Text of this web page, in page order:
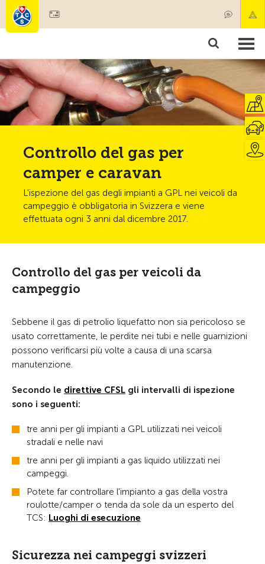
Societariato & prestazioni
Test, sicurezza & salute
Controllo del gas per
camper e caravan
L'ispezione del gas degli impianti a GPL nei veicoli da
campeggio è obbligatoria in Svizzera e viene
effettuata ogni 3 anni dal dicembre 2017.
Controllo del gas per veicoli da
campeggio
Sebbene il gas di petrolio liquefatto non sia pericoloso se
usato correttamente, le perdite nei tubi e nelle guarnizioni
possono verificarsi più volte a causa di una scarsa
manutenzione.
Secondo le direttive CFSL gli intervalli di ispezione
sono i seguenti:
tre anni per gli impianti a GPL utilizzati nei veicoli
stradali e nelle navi
tre anni per gli impianti a gas liquido utilizzati nei
campeggi.
Potete far controllare l'impianto a gas della vostra
roulotte/camper o tenda da sole da un esperto del
TCS: Luoghi di esecuzione
Sicurezza nei campeggi svizzeri